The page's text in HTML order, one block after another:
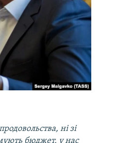
ні зі
бюджет, у нас